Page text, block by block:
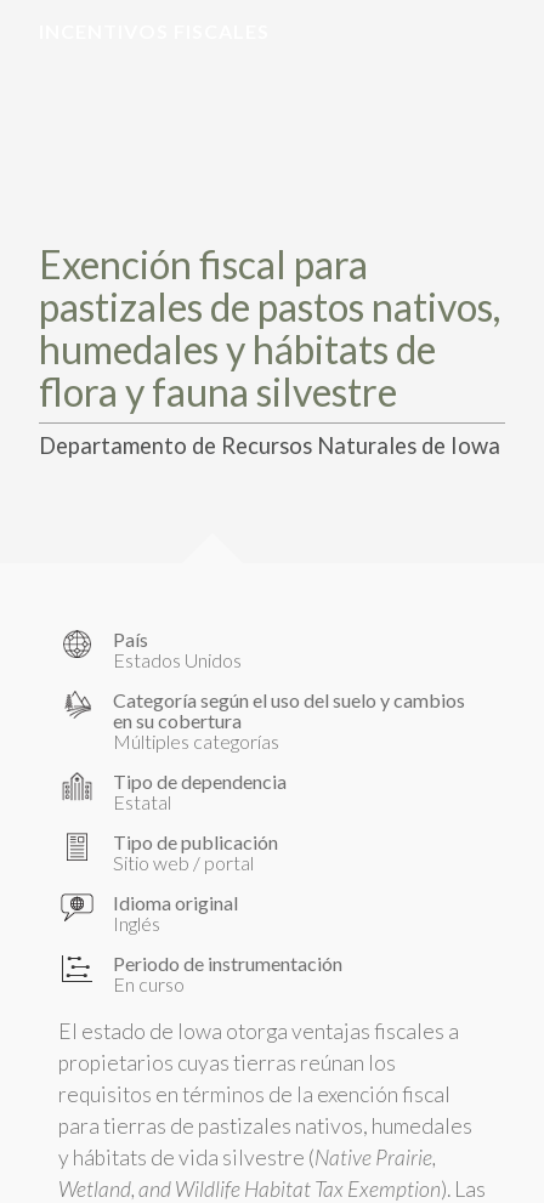
Exención fiscal para
pastizales de pastos nativos,
humedales y hábitats de
flora y fauna silvestre
Departamento de Recursos Naturales de Iowa
País
Estados Unidos
Categoría según el uso del suelo y cambios
en su cobertura
Múltiples categorías
Tipo de dependencia
Estatal
Tipo de publicación
Sitio web / portal
Idioma original
Inglés
Periodo de instrumentación
En curso
El estado de Iowa otorga ventajas fiscales a
propietarios cuyas tierras reúnan los
requisitos en términos de la exención fiscal
para tierras de pastizales nativos, humedales
y hábitats de vida silvestre (Native Prairie,
Wetland, and Wildlife Habitat Tax Exemption). Las